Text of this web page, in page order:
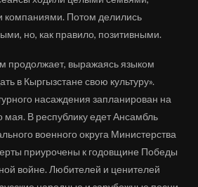
Потом делились
но, как правило, позитивными.
продолжает, выражаясь языком
в Кыргызстане свою культуру».
насаждения запланирован на
мая. В республику едет Ансамбль
военного округа Министерства
приурочены к годовщине Победы
войне. Любителей и ценителей